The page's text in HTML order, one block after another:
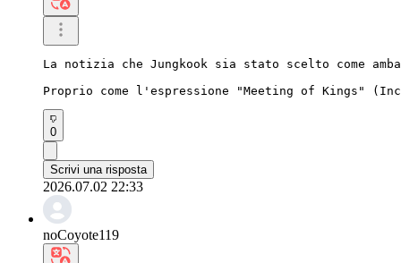
La notizia che Jungkook sia stato scelto come
Proprio come l'espressione "Meeting of Kings"
0
Scrivi una risposta
2026.07.02 22:33
noCoyote119